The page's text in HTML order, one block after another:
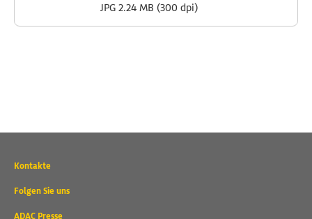
JPG 2.24 MB (300 dpi)
Wichtige
und
Kontakte
Folgen Sie uns
ADAC Presse